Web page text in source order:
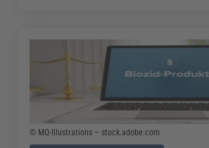
© MQ-Illustrations – stock.adobe.com